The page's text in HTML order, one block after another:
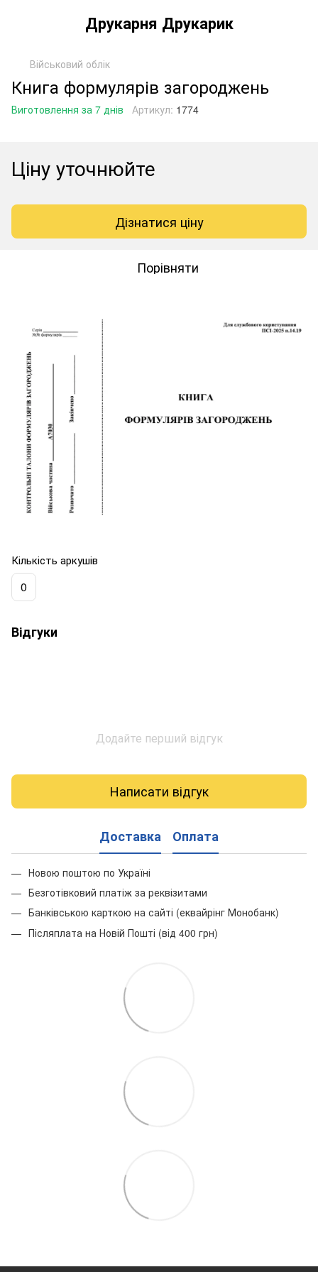
Друкарня Друкарик
Військовий облік
Книга формулярів загороджень
Виготовлення за 7 днів Артикул: 1774
Ціну уточнюйте
Дізнатися ціну
Порівняти
Кількість аркушів
0
Відгуки
Додайте перший відгук
Написати відгук
Доставка Оплата
Новою поштою по Україні
Безготівковий платіж за реквізитами
Банківською карткою на сайті (еквайрінг Монобанк)
Післяплата на Новій Пошті (від 400 грн)